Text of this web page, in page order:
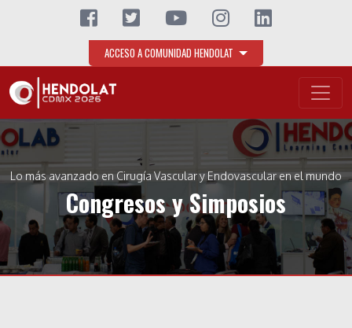
ACCESO A COMUNIDAD HENDOLAT
Lo más avanzado en Cirugía Vascular y Endovascular en el mundo
Congresos y Simposios